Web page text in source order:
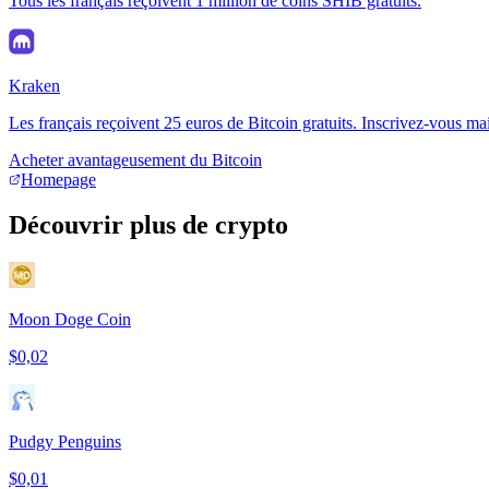
Kraken
Les français reçoivent 25 euros de Bitcoin gratuits. Inscrivez-vous
Acheter avantageusement du Bitcoin
Homepage
Découvrir plus de crypto
Moon Doge Coin
$0,02
Pudgy Penguins
$0,01